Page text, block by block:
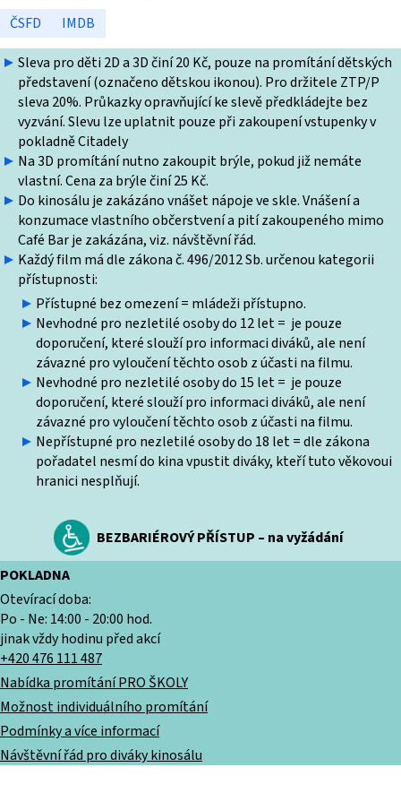
Sleva pro děti 2D a 3D činí 20 Kč, pouze na promítání dětských
představení (označeno dětskou ikonou). Pro držitele ZTP/P
sleva 20%. Průkazky opravňující ke slevě předkládejte bez
vyzvání. Slevu lze uplatnit pouze při zakoupení vstupenky v
pokladně Citadely
Na 3D promítání nutno zakoupit brýle, pokud již nemáte
vlastní. Cena za brýle činí 25 Kč.
Do kinosálu je zakázáno vnášet nápoje ve skle. Vnášení a
konzumace vlastního občerstvení a pití zakoupeného mimo
Café Bar je zakázána, viz. návštěvní řád.
Každý film má dle zákona č. 496/2012 Sb. určenou kategorii
přístupnosti:
Přístupné bez omezení = mládeži přístupno.
Nevhodné pro nezletilé osoby do 12 let = je pouze
doporučení, které slouží pro informaci diváků, ale není
závazné pro vyloučení těchto osob z účasti na filmu.
Nevhodné pro nezletilé osoby do 15 let = je pouze
doporučení, které slouží pro informaci diváků, ale není
závazné pro vyloučení těchto osob z účasti na filmu.
Nepřístupné pro nezletilé osoby do 18 let = dle zákona
pořadatel nesmí do kina vpustit diváky, kteří tuto věkovoui
hranici nesplňují.
BEZBARIÉROVÝ PŘÍSTUP – na vyžádání
POKLADNA
Otevírací doba:
Po - Ne: 14:00 - 20:00 hod.
jinak vždy hodinu před akcí
+420 476 111 487
Nabídka promítání PRO ŠKOLY
Možnost individuálního promítání
Podmínky a více informací
Návštěvní řád pro diváky kinosálu
ČSFD
IMDB